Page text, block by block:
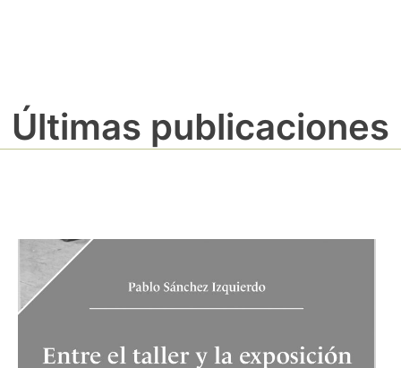
Últimas publicaciones